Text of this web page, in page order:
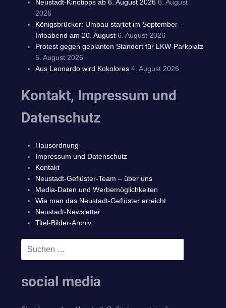
Neustadt-Kinotipps ab 6. August 2026 6. August
2026
Königsbrücker: Umbau startet im September –
Infoabend am 20. August 6. August 2026
Protest gegen geplanten Standort für LKW-Parkplatz
5. August 2026
Aus Leonardo wird Kokolores 4. August 2026
Kontakt, Impressum und
Datenschutz
Hausordnung
Impressum und Datenschutz
Kontakt
Neustadt-Geflüster-Team – über uns
Media-Daten und Werbemöglichkeiten
Wie man das Neustadt-Geflüster erreicht
Neustadt-Newsletter
Titel-Bilder-Archiv
Suchen
social media